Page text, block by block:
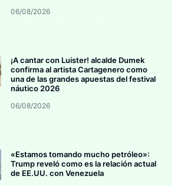
06/08/2026
¡A cantar con Luister! alcalde Dumek
confirma al artista Cartagenero como
una de las grandes apuestas del festival
náutico 2026
06/08/2026
«Estamos tomando mucho petróleo»:
Trump reveló como es la relación actual
de EE.UU. con Venezuela